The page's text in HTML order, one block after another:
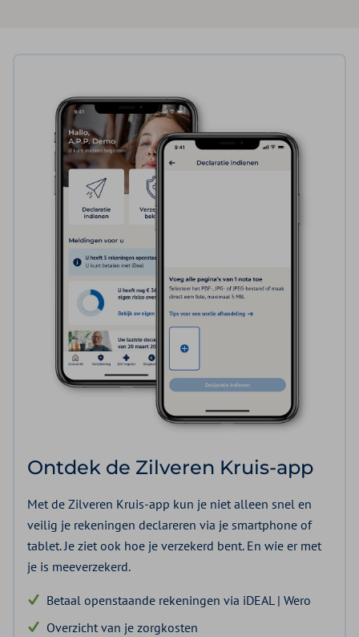
Ontdek de Zilveren Kruis-app
Met de Zilveren Kruis-app kun je niet alleen snel en
veilig je rekeningen declareren via je smartphone of
tablet. Je ziet ook hoe je verzekerd bent. En wie er met
je is meeverzekerd.
Betaal openstaande rekeningen via iDEAL | Wero
Overzicht van je zorgkosten